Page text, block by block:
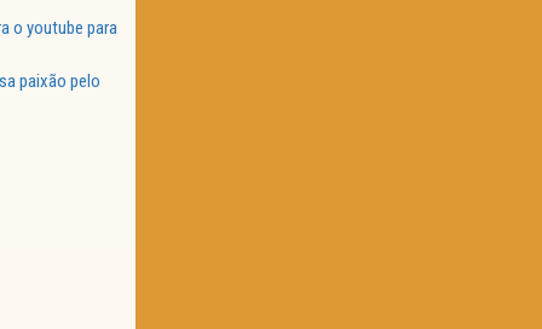
o youtube para
paixão pelo